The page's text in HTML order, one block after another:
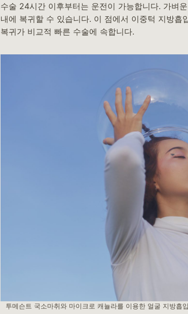
수술 24시간 이후부터는 운전이 가능합니다. 가벼
내에 복귀할 수 있습니다. 이 점에서 이중턱 지방
복귀가 비교적 빠른 수술에 속합니다.
투메슨트 국소마취와 마이크로 캐뉼라를 이용한 얼굴 지방